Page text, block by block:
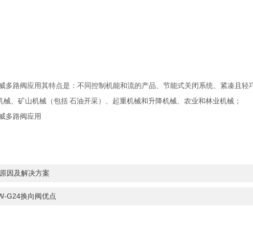
多路阀应用其特点是：不同控制机能和流的产品、节能式关闭系统、紧凑且轻
械、矿山机械（包括 石油开采）、起重机械和升降机械、农业和林业机械；
多路阀应用
因及解决方案
G24换向阀优点